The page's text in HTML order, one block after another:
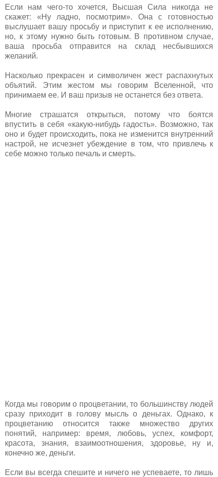
Если нам чего-то хочется, Высшая Сила никогда не
скажет: «Ну ладно, посмотрим». Она с готовностью
выслушает вашу просьбу и приступит к ее исполнению,
но, к этому нужно быть готовым. В противном случае,
ваша просьба отправится на склад несбывшихся
желаний.
Насколько прекрасен и символичен жест распахнутых
объятий. Этим жестом мы говорим Вселенной, что
принимаем ее. И ваш призыв не останется без ответа.
Многие страшатся открыться, потому что боятся
впустить в себя «какую-нибудь гадость». Возможно, так
оно и будет происходить, пока не изменится внутренний
настрой, не исчезнет убеждение в том, что привлечь к
себе можно только печаль и смерть.
Когда мы говорим о процветании, то большинству людей
сразу приходит в голову мысль о деньгах. Однако, к
процветанию относится также множество других
понятий, например: время, любовь, успех, комфорт,
красота, знания, взаимоотношения, здоровье, ну и,
конечно же, деньги.
Если вы всегда спешите и ничего не успеваете, то лишь